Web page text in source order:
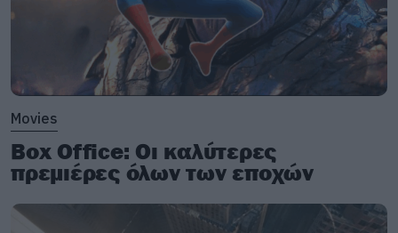
Movies
Box Office: Οι καλύτερες
πρεμιέρες όλων των εποχών